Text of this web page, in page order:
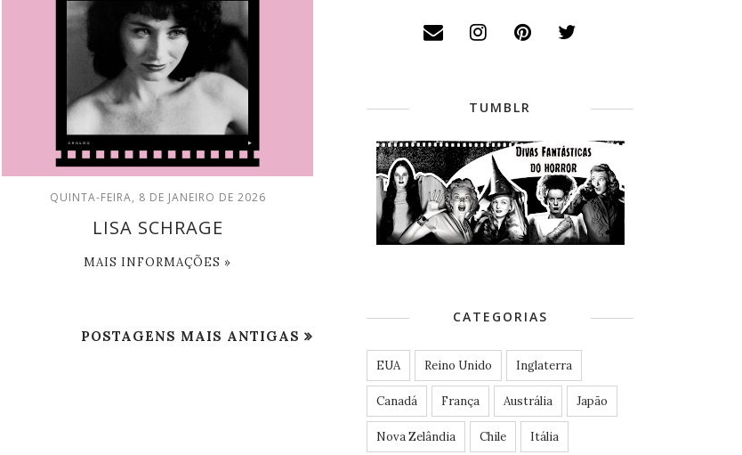
QUINTA-FEIRA, 8 DE JANEIRO DE 2026
LISA SCHRAGE
MAIS INFORMAÇÕES »
POSTAGENS MAIS ANTIGAS
TUMBLR
CATEGORIAS
EUA Reino Unido Inglaterra
Canadá França Austrália Japão
Nova Zelândia Chile Itália